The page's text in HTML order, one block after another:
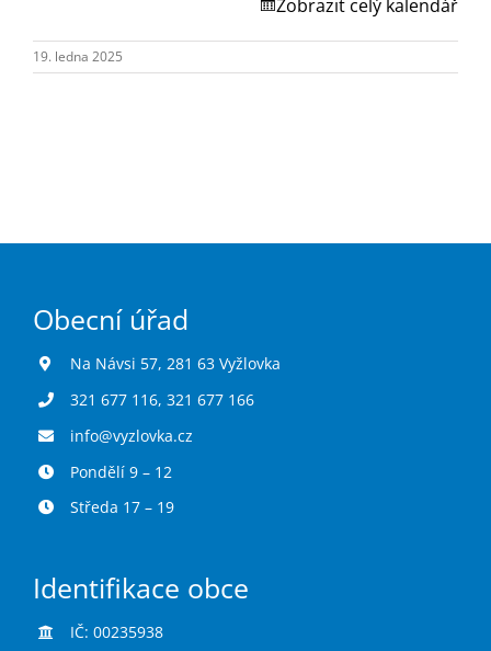
Turistika
Koupaliště
Zobrazit celý kalendář
19. ledna 2025
Obecní úřad
Na Návsi 57, 281 63 Vyžlovka
321 677 116, 321 677 166
info@vyzlovka.cz
Pondělí 9 – 12
Středa 17 – 19
Identifikace obce
IČ: 00235938